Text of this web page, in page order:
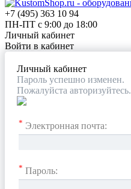
+7 (495) 363 10 94
ПН-ПТ с 9:00 до 18:00
Личный кабинет
Войти в кабинет
Личный кабинет
Пароль успешно изменен.
Пожалуйста авторизуйтесь.
* Электронная почта:
* Пароль: